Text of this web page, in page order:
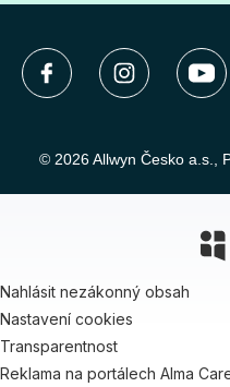
© 2026 Allwyn Česko a.s.,
Nahlásit nezákonný obsah
Nastavení cookies
Transparentnost
Reklama na portálech Alma